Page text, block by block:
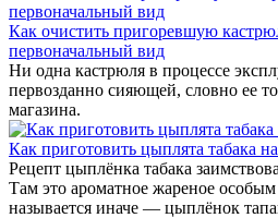
Как очистить пригоревшую
первоначальный вид
Ни одна кастрюля в процессе
первозданно сияющей, словно ее
магазина.
Как приготовить цыплята табака
Рецепт цыплёнка табака
Там это ароматное жареное
называется иначе — цыплёнок